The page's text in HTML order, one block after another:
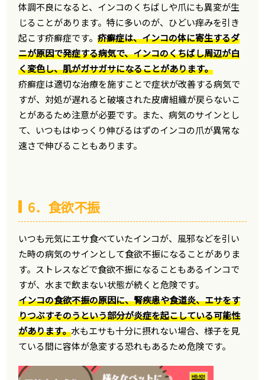
体調不良になると、インコのくちばしや爪にも異変が生
じることがあります。特に多いのが、ひどい痒みを引き
起こす疥癬症です。疥癬症は、インコの体に寄生するダ
ニが原因で発症する病気で、インコのくちばし周辺が白
く変色し、肌がガサガサになることがあります。
疥癬症は適切な治療を施すことで症状が改善する病気で
すが、対処が遅れると破壊された皮膚組織が戻らないこ
とがあるため注意が必要です。また、病気のサインとし
て、いつもはゆっくり伸びるはずのインコの爪が異常な
速さで伸びることもあります。
6．食欲不振
いつも元気にエサ食べていたインコが、風邪などを引い
た時の病気のサインとして食欲不振になることがありま
す。ストレスなどで食欲不振になることもあるインコで
すが、水まで飲まない状態が続くと危険です。
インコの食欲不振の原因に、腎疾患や食道炎、エサをす
りつぶすそのうという部分が炎症を起こしている可能性
があります。水もエサも十分に摂れない場合、様子を見
ている間に容体が急変する恐れもあるため危険です。